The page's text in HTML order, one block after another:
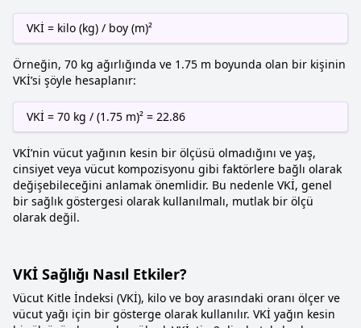
VKİ = kilo (kg) / boy (m)²
Örneğin, 70 kg ağırlığında ve 1.75 m boyunda olan bir kişinin
VKİ’si şöyle hesaplanır:
VKİ = 70 kg / (1.75 m)² = 22.86
VKİ’nin vücut yağının kesin bir ölçüsü olmadığını ve yaş,
cinsiyet veya vücut kompozisyonu gibi faktörlere bağlı olarak
değişebileceğini anlamak önemlidir. Bu nedenle VKİ, genel
bir sağlık göstergesi olarak kullanılmalı, mutlak bir ölçü
olarak değil.
VKİ Sağlığı Nasıl Etkiler?
Vücut Kitle İndeksi (VKİ), kilo ve boy arasındaki oranı ölçer ve
vücut yağı için bir gösterge olarak kullanılır. VKİ yağın kesin